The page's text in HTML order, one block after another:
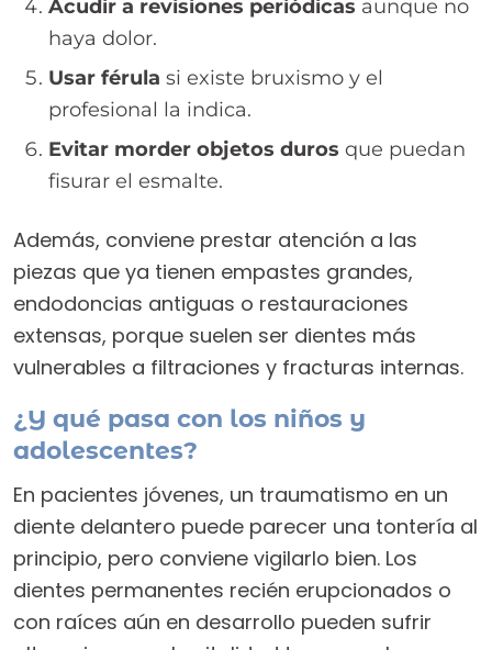
Acudir a revisiones periódicas aunque no
haya dolor.
Usar férula si existe bruxismo y el
profesional la indica.
Evitar morder objetos duros que puedan
fisurar el esmalte.
Además, conviene prestar atención a las
piezas que ya tienen empastes grandes,
endodoncias antiguas o restauraciones
extensas, porque suelen ser dientes más
vulnerables a filtraciones y fracturas internas.
¿Y qué pasa con los niños y
adolescentes?
En pacientes jóvenes, un traumatismo en un
diente delantero puede parecer una tontería al
principio, pero conviene vigilarlo bien. Los
dientes permanentes recién erupcionados o
con raíces aún en desarrollo pueden sufrir